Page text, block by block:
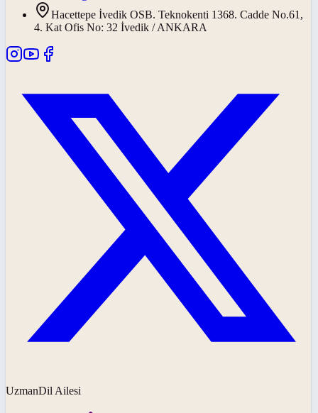
Hacettepe İvedik OSB. Teknokenti 1368. Cadde No.61,
4. Kat Ofis No: 32 İvedik / ANKARA
UzmanDil Ailesi